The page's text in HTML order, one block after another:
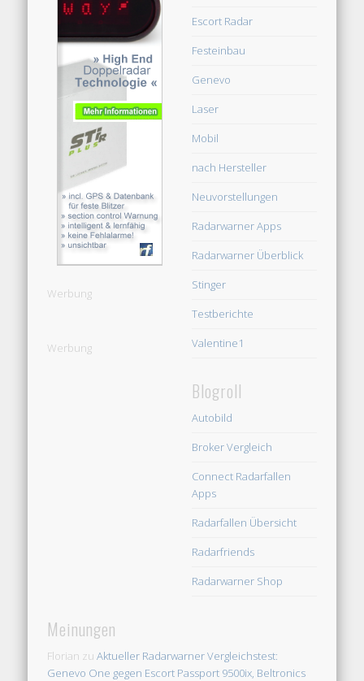
Werbung
Werbung
Escort Radar
Festeinbau
Genevo
Laser
Mobil
nach Hersteller
Neuvorstellungen
Radarwarner Apps
Radarwarner Überblick
Stinger
Testberichte
Valentine1
Blogroll
Autobild
Broker Vergleich
Connect Radarfallen
Apps
Radarfallen Übersicht
Radarfriends
Radarwarner Shop
Meinungen
Florian zuAktueller Radarwarner Vergleichstest:
Genevo One gegen Escort Passport 9500ix, Beltronics